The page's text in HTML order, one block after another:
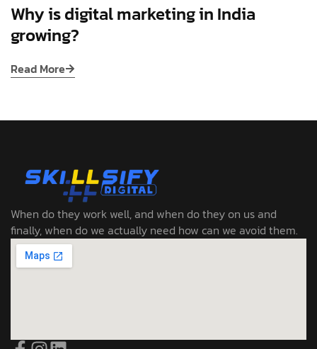
Why is digital marketing in India
growing?
Read More
When do they work well, and when do they on us and
finally, when do we actually need how can we avoid them.